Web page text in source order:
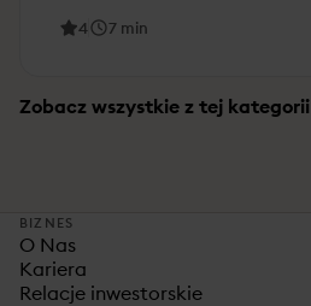
4 7 min
Zobacz wszystkie z tej kategorii
BIZNES
O Nas
Kariera
Relacje inwestorskie